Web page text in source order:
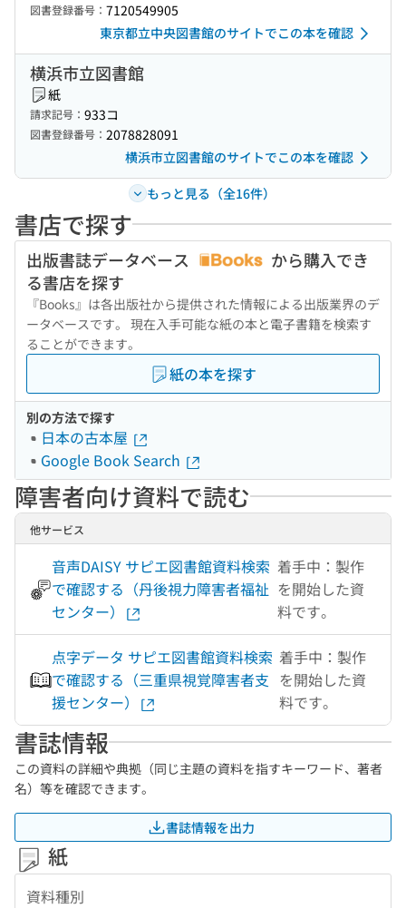
図書登録番号： 7120549905
東京都立中央図書館のサイトでこの本を確認
横浜市立図書館
紙
請求記号： 933コ
図書登録番号： 2078828091
横浜市立図書館のサイトでこの本を確認
もっと見る（全16件）
書店で探す
出版書誌データベース
から購入でき
る書店を探す
『Books』は各出版社から提供された情報による出版業界のデ
ータベースです。 現在入手可能な紙の本と電子書籍を検索す
ることができます。
紙の本を探す
別の方法で探す
日本の古本屋
Google Book Search
障害者向け資料で読む
他サービス
音声DAISY サピエ図書館資料検索
で確認する（丹後視力障害者福祉
センター）
着手中：製作
を開始した資
料です。
点字データ サピエ図書館資料検索
で確認する（三重県視覚障害者支
援センター）
着手中：製作
を開始した資
料です。
書誌情報
この資料の詳細や典拠（同じ主題の資料を指すキーワード、著者
名）等を確認できます。
書誌情報を出力
紙
資料種別